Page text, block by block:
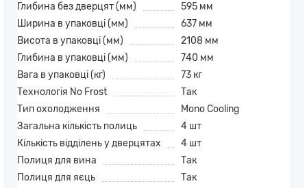
Глибина без дверцят (мм)
595 мм
Ширина в упаковці (мм)
637 мм
Висота в упаковці (мм)
2108 мм
Глибина в упаковці (мм)
740 мм
Вага в упаковці (кг)
73 кг
Технологія No Frost
Так
Тип охолодження
Mono Cooling
Загальна кількість полиць
4 шт
Кількість відділень у дверцятах
4 шт
Полиця для вина
Так
Полиця для яєць
Так